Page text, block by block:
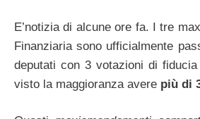
E’notizia di alcune ore fa. I tre
Finanziaria sono ufficialmente
deputati con 3 votazioni di
visto la maggioranza avere più di